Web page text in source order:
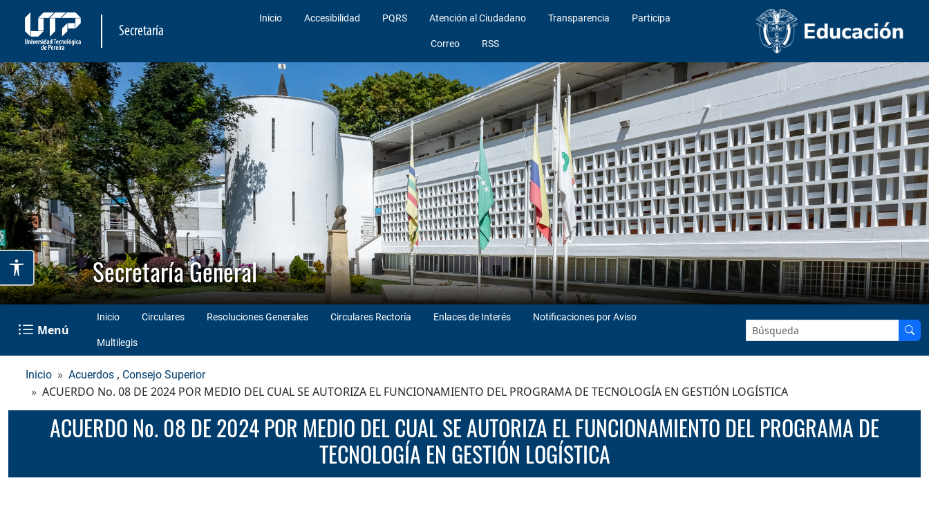
Secretaría
Inicio Accesibilidad PQRS Atención al Ciudadano Transparencia Participa
Correo RSS
Secretaría General
Menú
Inicio Circulares Resoluciones Generales Circulares Rectoría Enlaces de Interés Notificaciones por Aviso
Multilegis
Buscar en el sitio:
Inicio Acuerdos , Consejo Superior
ACUERDO No. 08 DE 2024 POR MEDIO DEL CUAL SE AUTORIZA EL FUNCIONAMIENTO DEL PROGRAMA DE TECNOLOGÍA EN GESTIÓN LOGÍSTICA
ACUERDO No. 08 DE 2024 POR MEDIO DEL CUAL SE AUTORIZA EL FUNCIONAMIENTO DEL PROGRAMA DE
TECNOLOGÍA EN GESTIÓN LOGÍSTICA